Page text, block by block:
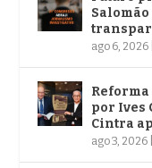
ago 6, 2026
por Ives
Cintra
ago 3, 2026